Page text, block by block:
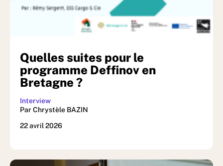
Quelles suites pour le
programme Deffinov en
Bretagne ?
Interview
Par Chrystèle BAZIN
22 avril 2026